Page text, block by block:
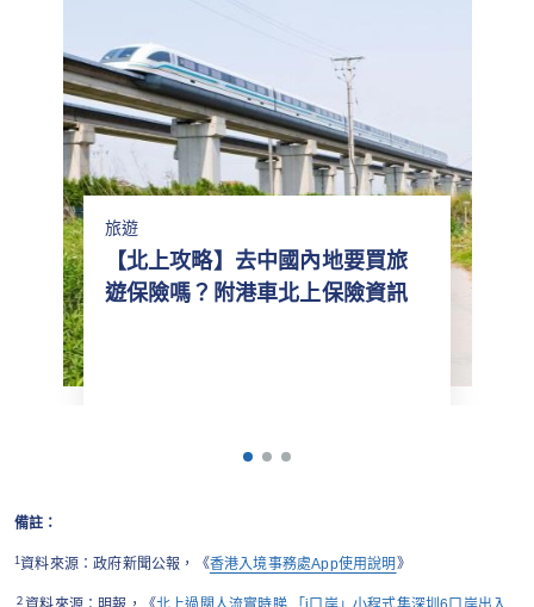
旅遊
【北上攻略】去中國內地要買旅
遊保險嗎？附港車北上保險資訊
備註：
1資料來源：政府新聞公報，《香港入境事務處App使用說明》
２